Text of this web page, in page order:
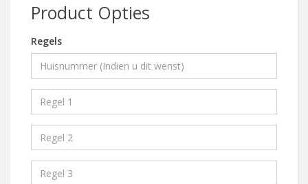
Product Opties
Regels